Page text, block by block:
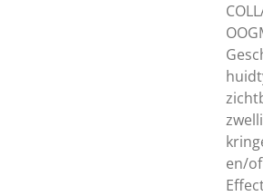
en/